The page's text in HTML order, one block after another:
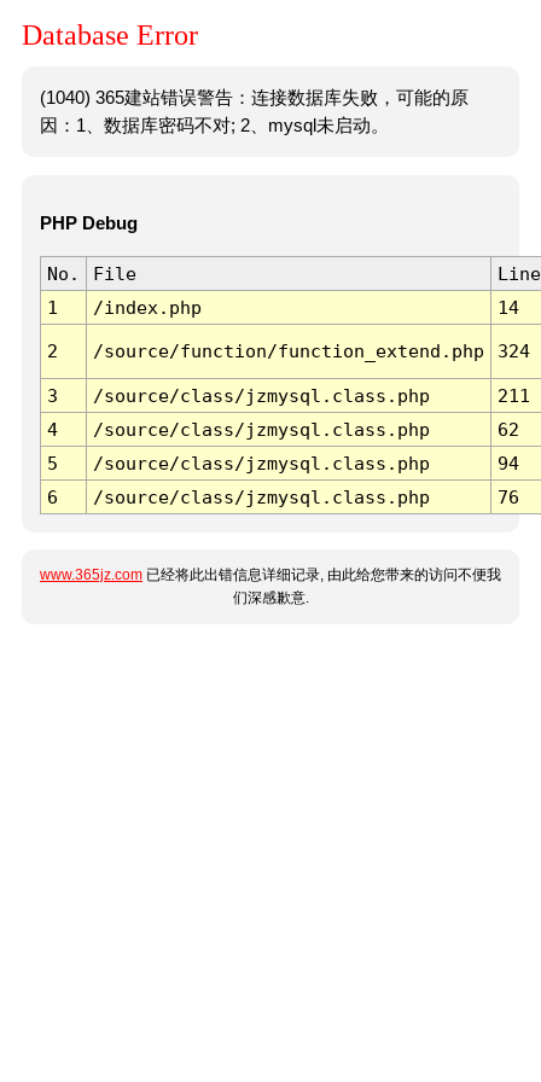
Database Error
(1040) 365建站错误警告：连接数据库失败，可能的原
因：1、数据库密码不对; 2、mysql未启动。
PHP Debug
No. File
Line
1
/index.php 14
2 /source/function/function_extend.php 324
3 /source/class/jzmysql.class.php
211
4
/source/class/jzmysql.class.php
62
5
/source/class/jzmysql.class.php
94
6
/source/class/jzmysql.class.php 76
www.365jz.com 已经将此出错信息详细记录, 由此给您带来的访问不便我
们深感歉意.